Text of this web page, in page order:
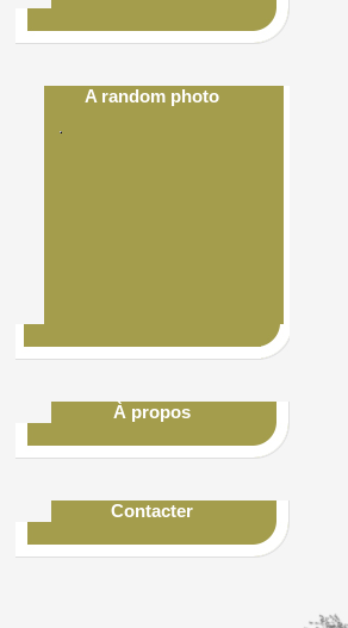
A random photo
À propos
Contacter